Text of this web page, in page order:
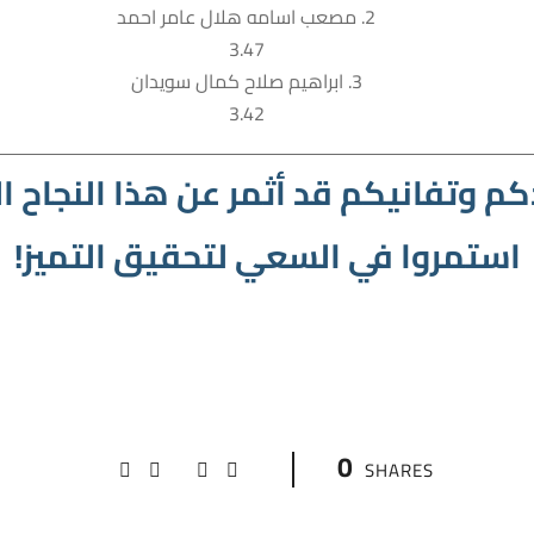
2. مصعب اسامه هلال عامر احمد
3.47
3. ابراهيم صلاح كمال سويدان
3.42
وتفانيكم قد أثمر عن هذا النجاح
استمروا في السعي لتحقيق التميز!
0 SHARES